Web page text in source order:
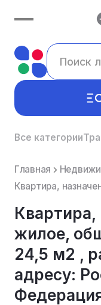
Все категории
Главная
Квартира,
жилое,
24,5 м2 ,
адресу: